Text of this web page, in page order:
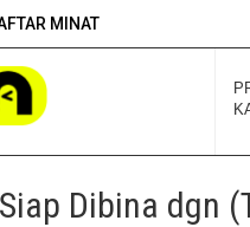
MINAT
Dibina dgn